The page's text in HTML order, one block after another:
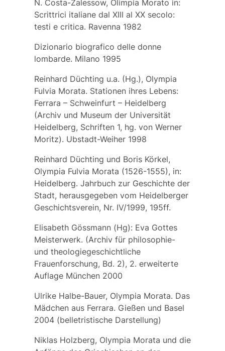
N. Costa-Zalessow, Olimpia Morato in:
Scrittrici italiane dal XIII al XX secolo:
testi e critica. Ravenna 1982
Dizionario biografico delle donne
lombarde. Milano 1995
Reinhard Düchting u.a. (Hg.), Olympia
Fulvia Morata. Stationen ihres Lebens:
Ferrara – Schweinfurt – Heidelberg
(Archiv und Museum der Universität
Heidelberg, Schriften 1, hg. von Werner
Moritz). Ubstadt-Weiher 1998
Reinhard Düchting und Boris Körkel,
Olympia Fulvia Morata (1526-1555), in:
Heidelberg. Jahrbuch zur Geschichte der
Stadt, herausgegeben vom Heidelberger
Geschichtsverein, Nr. IV/1999, 195ff.
Elisabeth Gössmann (Hg): Eva Gottes
Meisterwerk. (Archiv für philosophie-
und theologiegeschichtliche
Frauenforschung, Bd. 2), 2. erweiterte
Auflage München 2000
Ulrike Halbe-Bauer, Olympia Morata. Das
Mädchen aus Ferrara. Gießen und Basel
2004 (belletristische Darstellung)
Niklas Holzberg, Olympia Morata und die